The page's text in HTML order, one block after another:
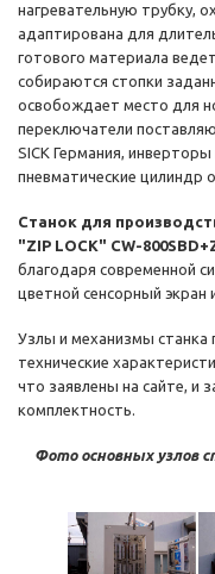
нагревательную трубку,
адаптирована для
готового материала
собираются стопки
освобождает место для
переключатели
SICK Германия,
пневматические цилиндр
Станок для
"ZIP LOCK" CW-
благодаря современной
цветной сенсорный экран
Узлы и механизмы станка
технические
что заявлены на сайте, и
комплектность.
Фото основных узлов